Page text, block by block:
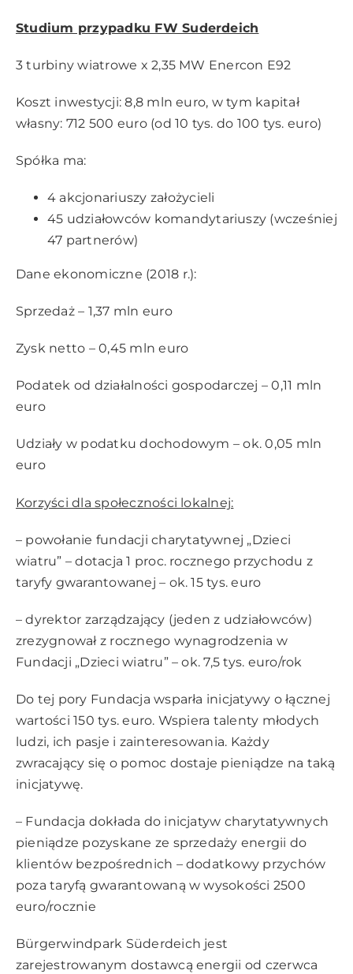
Studium przypadku FW Suderdeich
3 turbiny wiatrowe x 2,35 MW Enercon E92
Koszt inwestycji: 8,8 mln euro, w tym kapitał
własny: 712 500 euro (od 10 tys. do 100 tys. euro)
Spółka ma:
4 akcjonariuszy założycieli
45 udziałowców komandytariuszy (wcześniej
47 partnerów)
Dane ekonomiczne (2018 r.):
Sprzedaż – 1,37 mln euro
Zysk netto – 0,45 mln euro
Podatek od działalności gospodarczej – 0,11 mln
euro
Udziały w podatku dochodowym – ok. 0,05 mln
euro
Korzyści dla społeczności lokalnej:
– powołanie fundacji charytatywnej „Dzieci
wiatru” – dotacja 1 proc. rocznego przychodu z
taryfy gwarantowanej – ok. 15 tys. euro
– dyrektor zarządzający (jeden z udziałowców)
zrezygnował z rocznego wynagrodzenia w
Fundacji „Dzieci wiatru” – ok. 7,5 tys. euro/rok
Do tej pory Fundacja wsparła inicjatywy o łącznej
wartości 150 tys. euro. Wspiera talenty młodych
ludzi, ich pasje i zainteresowania. Każdy
zwracający się o pomoc dostaje pieniądze na taką
inicjatywę.
– Fundacja dokłada do inicjatyw charytatywnych
pieniądze pozyskane ze sprzedaży energii do
klientów bezpośrednich – dodatkowy przychów
poza taryfą gwarantowaną w wysokości 2500
euro/rocznie
Bürgerwindpark Süderdeich jest
zarejestrowanym dostawcą energii od czerwca